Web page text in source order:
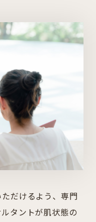
だけるよう、 専門
タントが肌状態の